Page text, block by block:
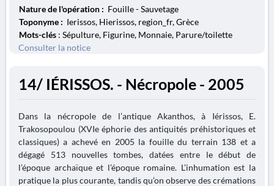
Nature de l'opération : Fouille - Sauvetage
Toponyme : Ierissos, Hierissos, region_fr, Grèce
Mots-clés : Sépulture, Figurine, Monnaie, Parure/toilette
Consulter la notice
14/ IÉRISSOS. - Nécropole - 2005
Dans la nécropole de l’antique Akanthos, à Iérissos, E.
Trakosopoulou (XVIe éphorie des antiquités préhistoriques et
classiques) a achevé en 2005 la fouille du terrain 138 et a
dégagé 513 nouvelles tombes, datées entre le début de
l’époque archaïque et l’époque romaine. L’inhumation est la
pratique la plus courante, tandis qu’on observe des crémations